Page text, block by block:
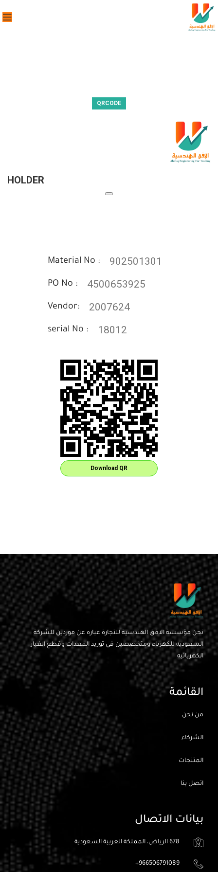
QRCODE
HOLDER
Download QR
Material No : 902501301
PO No : 4500653925
Vendor: 2007624
serial No : 18012
نحن مؤسسة الافق الهندسية للتجارة عباره عن موردين للشركة
السعوديه للكهرباء ومتخصصين في توريد المعدات وقطع الغيار
الكهربائيه
القائمة
من نحن
الشركاء
المتنجات
اتصل بنا
بيانات الاتصال
678 الرياض، المملكة العربية السعودية
966506791089+